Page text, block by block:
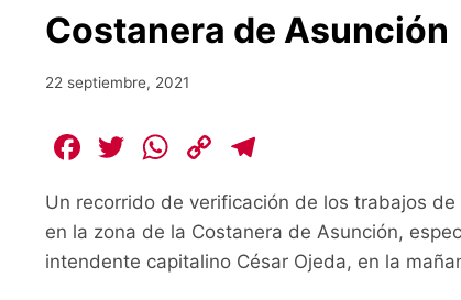
Costanera de Asunción
22 septiembre, 2021
F
c
e
T
itt
er
W
at
s
C
p
y
el
e
gr
Un recorrido de verificación de los trabajos
en la zona de la Costanera de Asunción,
intendente capitalino César Ojeda, en la